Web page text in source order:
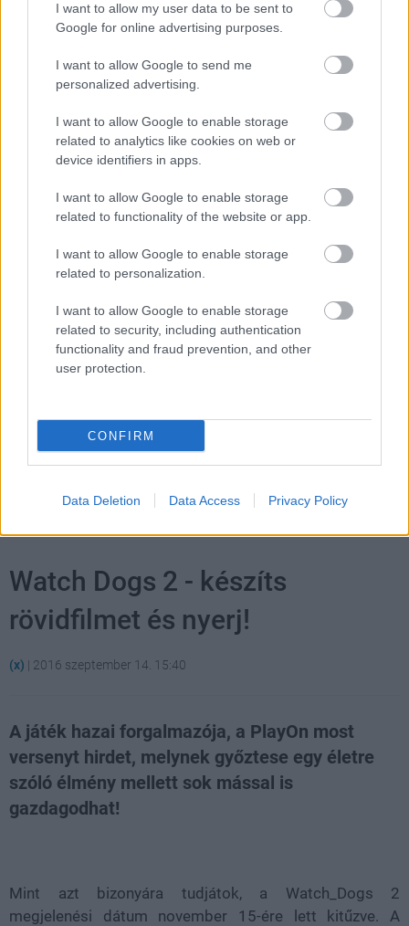
I want to allow my user data to be sent to
Google for online advertising purposes.
I want to allow Google to send me
personalized advertising.
I want to allow Google to enable storage
related to analytics like cookies on web or
device identifiers in apps.
I want to allow Google to enable storage
related to functionality of the website or app.
I want to allow Google to enable storage
related to personalization.
I want to allow Google to enable storage
related to security, including authentication
functionality and fraud prevention, and other
user protection.
CONFIRM
Data Deletion Data Access Privacy Policy
viszont továbbra is folyamatosan próbál az aktuális
SMASH by Meló-Diák: Homok, zene és a nyár legjobb
hangulata – Jön a második forduló! (X)
Július végén folytatódik a balatoni strandröplabda-
#miptv 2016 #miptv
Hozzászólások
Watch Dogs 2 - készíts
rövidfilmet és nyerj!
(x) | 2016 szeptember 14. 15:40
A játék hazai forgalmazója, a PlayOn most
versenyt hirdet, melynek győztese egy életre
szóló élmény mellett sok mással is
gazdagodhat!
Mint azt bizonyára tudjátok, a Watch_Dogs 2
megjelenési dátum november 15-ére lett kitűzve. A